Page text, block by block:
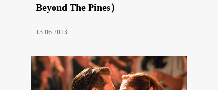
Beyond The Pines）
13.06.2013